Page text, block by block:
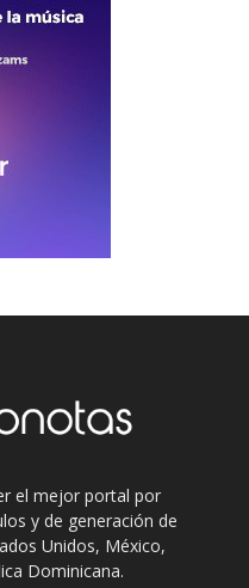
el mejor portal por
y de generación de
Unidos, México,
Dominicana.